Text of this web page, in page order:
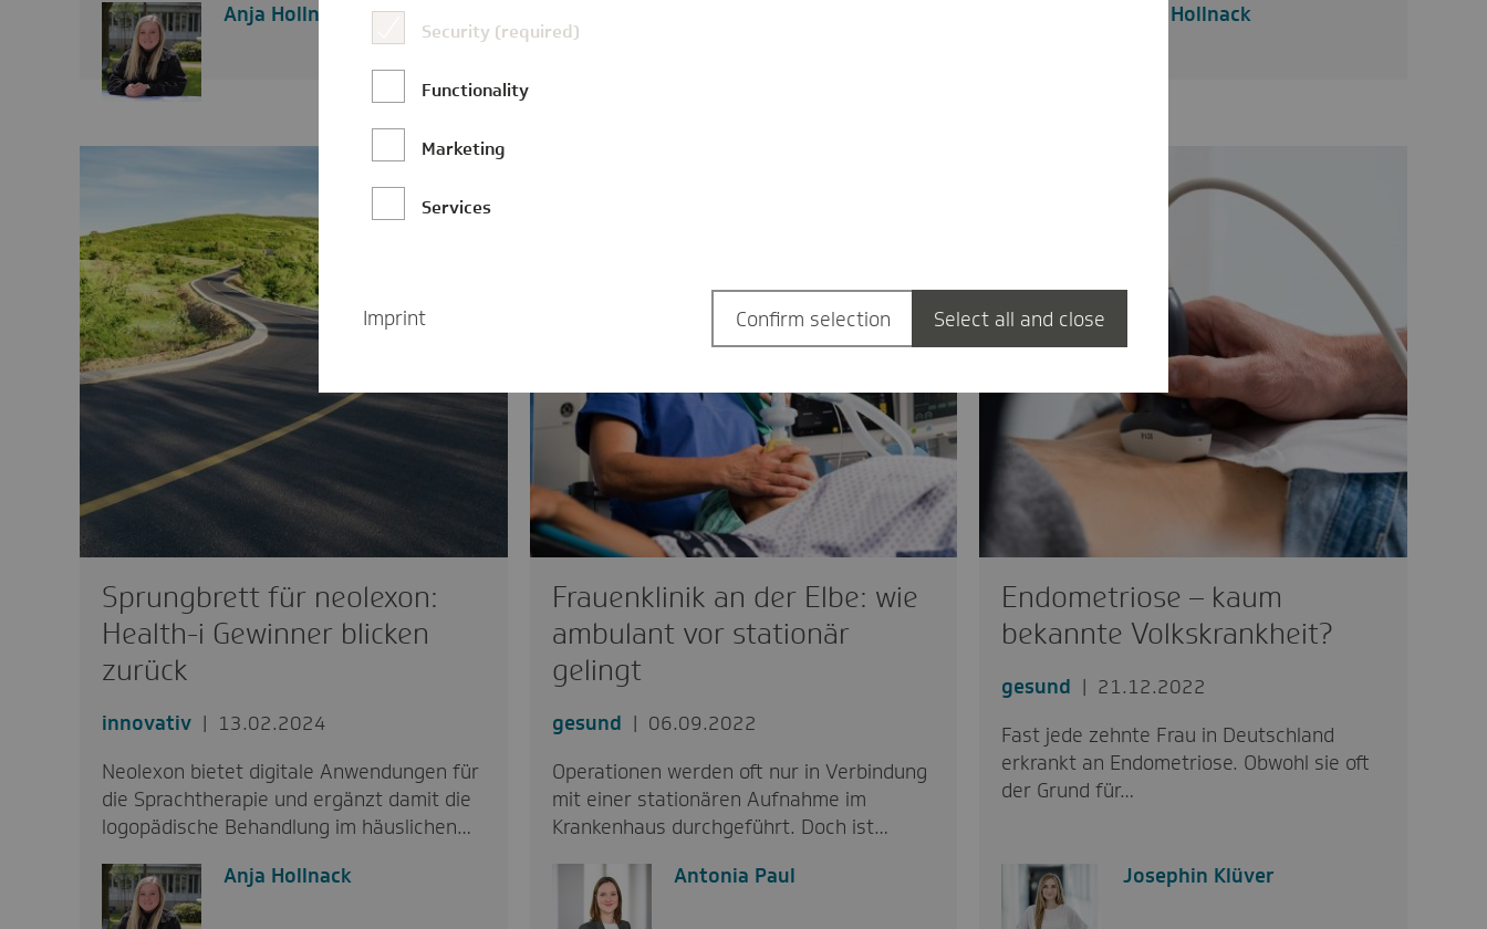
Anja Hollnack
Anja Hollnack
Sprungbrett für neolexon:
Health-i Gewinner blicken
zurück
innovativ
13.02.2024
Neolexon bietet digitale Anwendungen für
die Sprachtherapie und ergänzt damit die
logopädische Behandlung im häuslichen…
Anja Hollnack
Frauenklinik an der Elbe: wie
ambulant vor stationär
gelingt
gesund
06.09.2022
Operationen werden oft nur in Verbindung
mit einer stationären Aufnahme im
Krankenhaus durchgeführt. Doch ist…
Antonia Paul
Endometriose – kaum
bekannte Volkskrankheit?
gesund
21.12.2022
Fast jede zehnte Frau in Deutschland
erkrankt an Endometriose. Obwohl sie oft
der Grund für…
Josephin Klüver
Security (required)
Functionality
Marketing
Services
Imprint Confirm selection Select all and close